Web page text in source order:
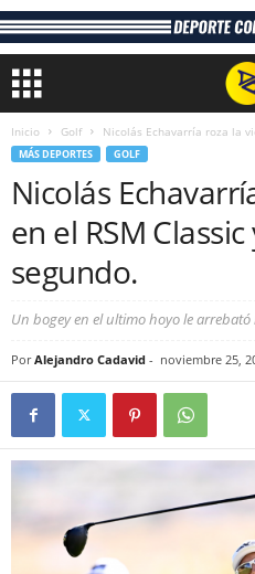
Inicio Golf Nicolás Echavarría roza la
MÁS DEPORTES GOLF
Nicolás
en el RSM
segundo.
Un bogey en el ultimo hoyo le
Por Alejandro Cadavid - noviembre 25,